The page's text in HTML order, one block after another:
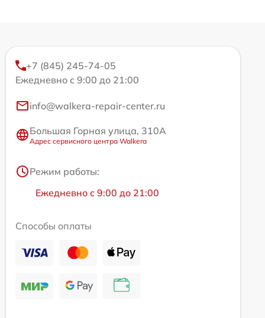
+7 (845) 245-74-05
Ежедневно с 9:00 до 21:00
info@walkera-repair-center.ru
Большая Горная улица, 310А
Адрес сервисного центра Walkera
Режим работы:
Ежедневно с 9:00 до 21:00
Способы оплаты